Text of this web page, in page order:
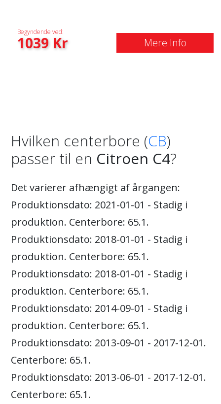
Begyndende ved:
1039Kr Mere Info
Hvilken centerbore (CB)
passer til en Citroen C4?
Det varierer afhængigt af årgangen:
Produktionsdato: 2021-01-01 - Stadig i
produktion. Centerbore: 65.1.
Produktionsdato: 2018-01-01 - Stadig i
produktion. Centerbore: 65.1.
Produktionsdato: 2018-01-01 - Stadig i
produktion. Centerbore: 65.1.
Produktionsdato: 2014-09-01 - Stadig i
produktion. Centerbore: 65.1.
Produktionsdato: 2013-09-01 - 2017-12-01.
Centerbore: 65.1.
Produktionsdato: 2013-06-01 - 2017-12-01.
Centerbore: 65.1.